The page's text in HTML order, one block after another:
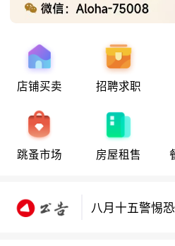
店铺买卖 招聘求职
跳蚤市场 房屋租售
八月十五警惕
八月十五警惕恐